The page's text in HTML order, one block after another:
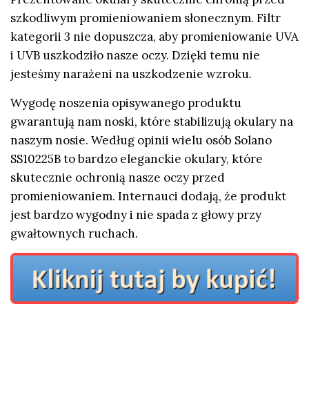
szkodliwym promieniowaniem słonecznym. Filtr
kategorii 3 nie dopuszcza, aby promieniowanie UVA
i UVB uszkodziło nasze oczy. Dzięki temu nie
jesteśmy narażeni na uszkodzenie wzroku.
Wygodę noszenia opisywanego produktu
gwarantują nam noski, które stabilizują okulary na
naszym nosie. Według opinii wielu osób Solano
SS10225B to bardzo eleganckie okulary, które
skutecznie ochronią nasze oczy przed
promieniowaniem. Internauci dodają, że produkt
jest bardzo wygodny i nie spada z głowy przy
gwałtownych ruchach.